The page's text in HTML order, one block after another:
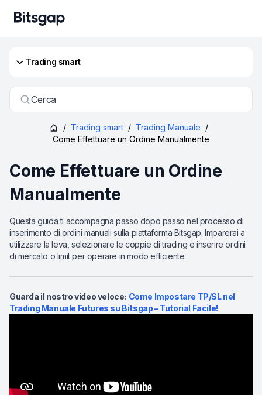
Trading smart
Cerca
/ Trading smart / Trading Manuale /
Come Effettuare un Ordine Manualmente
Come Effettuare un Ordine
Manualmente
Questa guida ti accompagna passo dopo passo nel processo di
inserimento di ordini manuali sulla piattaforma Bitsgap. Imparerai a
utilizzare la leva, selezionare le coppie di trading e inserire ordini
di mercato o limit per operare in modo efficiente.
Guarda il nostro video veloce: Come Impostare TP/SL nel
Trading Manuale Futures su Bitsgap – Tutorial Facile!